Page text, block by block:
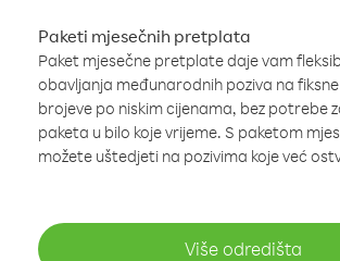
Paketi mjesečnih pretplata
Paket mjesečne pretplate daje vam
obavljanja međunarodnih poziva na
brojeve po niskim cijenama, bez potrebe
paketa u bilo koje vrijeme. S paketom
možete uštedjeti na pozivima koje već
Više odredišta